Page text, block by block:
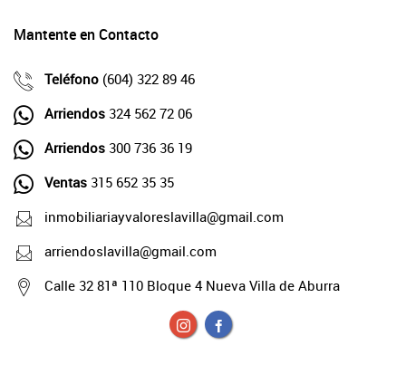
Mantente en Contacto
Teléfono (604) 322 89 46
Arriendos 324 562 72 06
Arriendos 300 736 36 19
Ventas 315 652 35 35
inmobiliariayvaloreslavilla@gmail.com
arriendoslavilla@gmail.com
Calle 32 81ª 110 Bloque 4 Nueva Villa de Aburra